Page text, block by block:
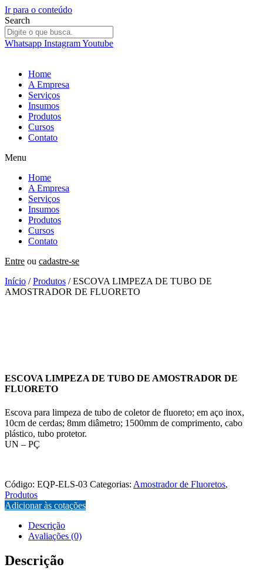
Ir para o conteúdo
Search
Whatsapp InstagramYoutube
Home
A Empresa
Serviços
Insumos
Produtos
Cursos
Contato
Menu
Home
A Empresa
Serviços
Insumos
Produtos
Cursos
Contato
Entre ou cadastre-se
Início /Produtos / ESCOVA LIMPEZA DE TUBO DE
AMOSTRADOR DE FLUORETO
ESCOVA LIMPEZA DE TUBO DE AMOSTRADOR DE
FLUORETO
Escova para limpeza de tubo de coletor de fluoreto; em aço inox,
10cm de cerdas; 8mm diâmetro; 1500mm de comprimento, cabo
plástico, tubo protetor.
UN – PÇ
Código: EQP-ELS-03 Categorias: Amostrador de Fluoretos,
Produtos
Adicionar às cotações
Descrição
Avaliações (0)
Descrição